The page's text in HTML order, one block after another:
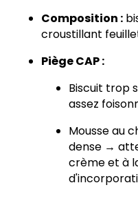
Composition :
croustillant
Piège CAP :
Biscuit trop
assez
Mousse au
dense →
crème et à